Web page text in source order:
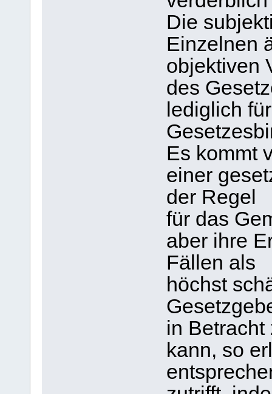
Die
Einzelnen
objektiven
des
lediglich
Es kommt
einer
der Regel
für das
aber ihre
Fällen als
höchst
in Betracht
kann, so